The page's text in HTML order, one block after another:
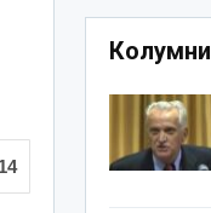
Колумни